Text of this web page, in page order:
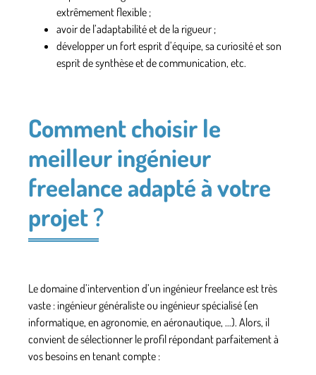
extrêmement flexible ;
avoir de l’adaptabilité et de la rigueur ;
développer un fort esprit d’équipe, sa curiosité et son
esprit de synthèse et de communication, etc.
Comment choisir le
meilleur ingénieur
freelance adapté à votre
projet ?
Le domaine d’intervention d’un ingénieur freelanceest très
vaste : ingénieur généralisteou ingénieur spécialisé (en
informatique, en agronomie, en aéronautique, …). Alors, il
convient de sélectionner le profil répondant parfaitement à
vos besoins en tenant compte :